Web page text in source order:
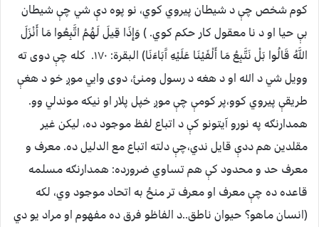
کوم شخص چې د شیطان پیروي کوي، نو پوه دې شي چې شیطان
بې حیا او د نا معقول کار حکم کوي. ) وَإِذَا قِيلَ لَهُمُ اتَّبِعُوا مَا أَنْزَلَ
اللَّهُ قَالُوا بَلْ نَتَّبِعُ مَا أَلْفَيْنَا عَلَيْهِ آَبَاءَنَا) البقرة: ۱۷۰. کله چې دوی ته
وویل شي د الله او د هغه د رسول ومنئ، دوی وایي موږ خو د هغې
طریقې پیروي کوو،پر کومې چې موږ خپل پلار او نیکه موندلي وو.
همدارنګه په نورو آیتونو کې د اتباع لفظ موجود ده، لیکن غیر
مقلدين هم ددې قایل ندي،چې دلته اتباع مع الدلیل ده. معرف و
معرف حد و محدود کې هم تساوي ضرورده: همدارنګه مسلمه
قاعده ده چې معرف او معرف تر منځ به اتحاد موجود وي، لکه
(انسان ماهو؟ حیوان ناطق..د الفاظو فرق ده مفهوم او مراد یو دي